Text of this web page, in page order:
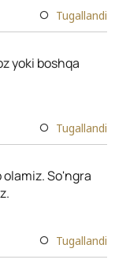
Tugallandi
yoki boshqa
Tugallandi
So'ngra
Tugallandi